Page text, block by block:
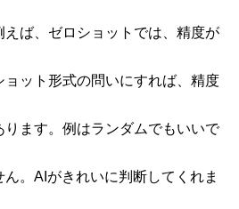
えば、ゼロショットでは、精度が
ット形式の問いにすれば、精度
ます。例はランダムでもいいで
。AIがきれいに判断してくれま